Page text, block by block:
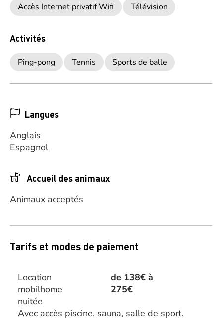
Accès Internet privatif Wifi
Télévision
Activités
Ping-pong Tennis Sports de balle
Langues
Anglais
Espagnol
Accueil des animaux
Animaux acceptés
Tarifs et modes de paiement
Location
mobilhome
nuitée
de 138€ à
275€
Avec accès piscine, sauna, salle de sport.